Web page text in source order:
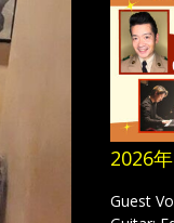
2026
Guest